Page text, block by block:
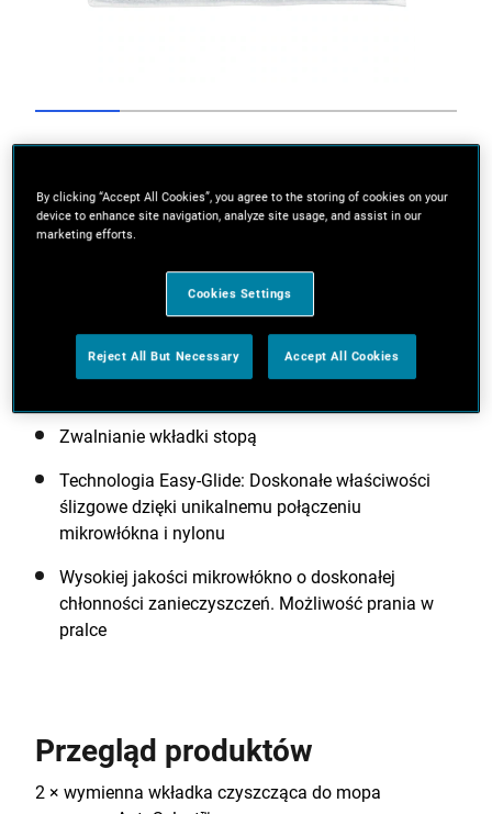
Zwalnianie wkładki stopą
Technologia Easy-Glide: Doskonałe właściwości
ślizgowe dzięki unikalnemu połączeniu
mikrowłókna i nylonu
Wysokiej jakości mikrowłókno o doskonałej
chłonności zanieczyszczeń. Możliwość prania w
pralce
Przegląd produktów
2 × wymienna wkładka czyszcząca do mopa
By clicking “Accept All Cookies”, you agree to the storing of cookies on your
device to enhance site navigation, analyze site usage, and assist in our
marketing efforts.
Cookies Settings
Reject All But Necessary Accept All Cookies